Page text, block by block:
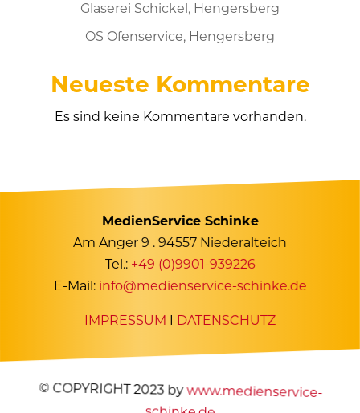
Glaserei Schickel, Hengersberg
OS Ofenservice, Hengersberg
Neueste Kommentare
Es sind keine Kommentare vorhanden.
MedienService Schinke
Am Anger 9 . 94557 Niederalteich
Tel.: +49 (0)9901-939226
E-Mail: info@medienservice-schinke.de
IMPRESSUM I DATENSCHUTZ
© COPYRIGHT 2023 bywww.medienservice-